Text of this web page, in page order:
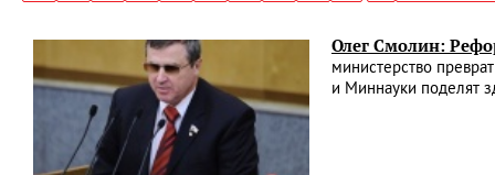
Олег Смолин:
министерство
и Миннауки поделят